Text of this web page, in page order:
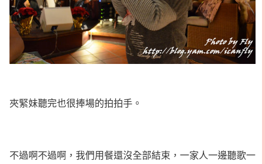
夾緊妹聽完也很捧場的拍拍手。
不過啊不過啊，我們用餐還沒全部結束，一家人一邊聽歌一